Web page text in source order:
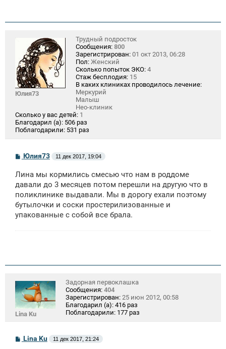
Юлия73
Трудный подросток
Сообщения: 800
Зарегистрирован: 01 окт 2013, 06:28
Пол: Женский
Сколько попыток ЭКО: 4
Стаж бесплодия: 15
В каких клиниках проводилось лечение:
Меркурий
Малыш
Нео-клиник
Сколько у вас детей: 1
Благодарил (а): 506 раз
Поблагодарили: 531 раз
С
о
б
щ
н
и
Юлия73 11 дек 2017, 19:04
Лина мы кормились смесью что нам в роддоме
давали до 3 месяцев потом перешли на другую что в
поликлинике выдавали. Мы в дорогу ехали поэтому
бутылочки и соски простерилизованные и
упакованные с собой все брала.
Lina Ku
Задорная первоклашка
Сообщения: 404
Зарегистрирован: 25 июн 2012, 00:58
Благодарил (а): 416 раз
Поблагодарили: 177 раз
СLina Ku 11 дек 2017, 21:24